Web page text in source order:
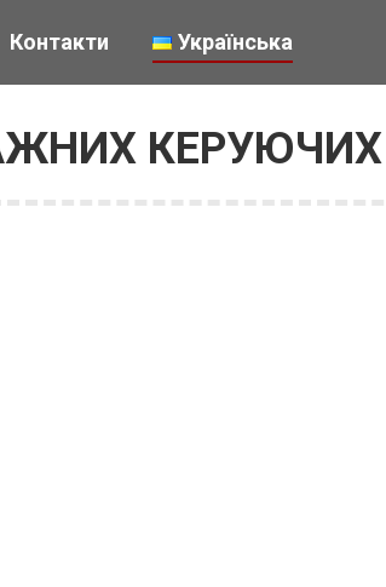
Контакти Українська
КЕРУЮЧИХ